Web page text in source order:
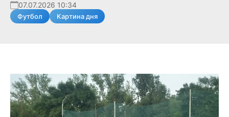
07.07.2026 10:34
Футбол Картина дня